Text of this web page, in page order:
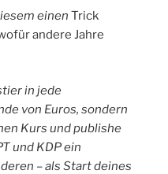
einen Trick
andere Jahre
in jede
von Euros, sondern
Kurs und publishe
und KDP ein
– als Start deines